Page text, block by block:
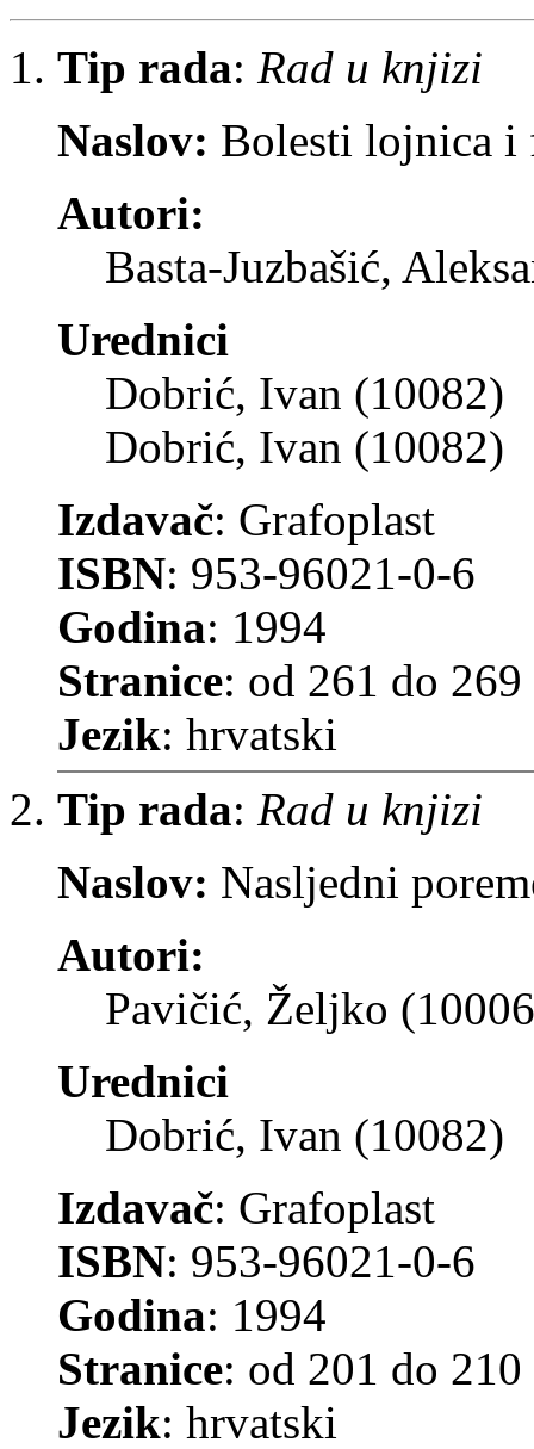
Tip rada: Rad u knjizi
Naslov: Bolesti lojnica i
Autori:
Basta-Juzbašić,
Urednici
Dobrić, Ivan (10082)
Dobrić, Ivan (10082)
Izdavač: Grafoplast
ISBN: 953-96021-0-6
Godina: 1994
Stranice: od 261 do 269
Jezik: hrvatski
Tip rada: Rad u knjizi
Naslov: Nasljedni
Autori:
Pavičić, Željko
Urednici
Dobrić, Ivan (10082)
Izdavač: Grafoplast
ISBN: 953-96021-0-6
Godina: 1994
Stranice: od 201 do 210
Jezik: hrvatski